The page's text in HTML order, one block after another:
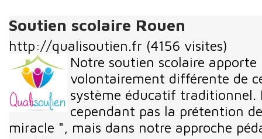
Soutien scolaire Rouen
http://qualisoutien.fr (4156 visites)
Notre soutien scolaire apporte
volontairement différente de
système éducatif traditionnel.
cependant pas la prétention
miracle ", mais dans notre approche